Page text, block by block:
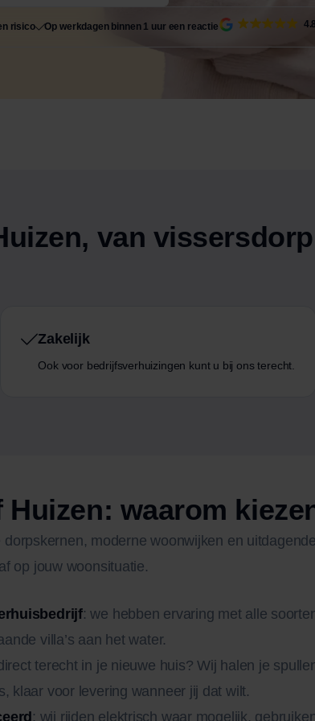
risico Op werkdagen binnen 1 uur een reactie 4.8
van
Zakelijk
Ook voor bedrijfsverhuizingen kunt u bij ons terecht.
waarom
moderne woonwijken en
op jouw woonsituatie.
: we hebben ervaring met alle
villa’s aan het water.
terecht in je nieuwe huis? Wij halen je
klaar voor levering wanneer jij dat wilt.
: wij rijden elektrisch waar mogelijk,